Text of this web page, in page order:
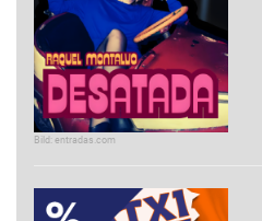
Bild: entradas.com